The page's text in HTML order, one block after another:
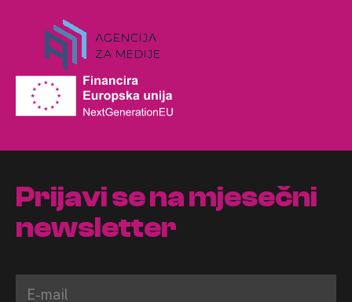
Prijavi se na mjesečni
newsletter